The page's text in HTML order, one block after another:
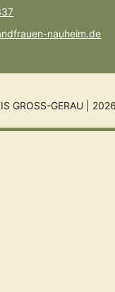
nauheim.de
GROSS-GERAU | 2026